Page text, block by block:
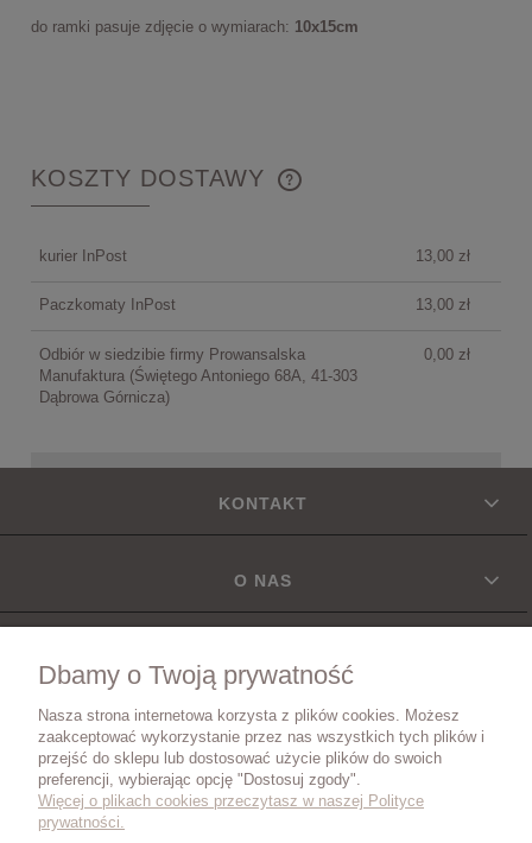
do ramki pasuje zdjęcie o wymiarach: 10x15cm
KOSZTY DOSTAWY
CENA NIE ZAWIERA EWENTUALNYCH KOSZTÓW
kurier InPost 13,00 zł
Paczkomaty InPost 13,00 zł
Odbiór w siedzibie firmy Prowansalska
Manufaktura (Świętego Antoniego 68A, 41-303
Dąbrowa Górnicza)
0,00 zł
KONTAKT
O NAS
DOSTAWA
ZWROTY I REKLAMACJE
Dbamy o Twoją prywatność
Nasza strona internetowa korzysta z plików cookies. Możesz
zaakceptować wykorzystanie przez nas wszystkich tych plików i
przejść do sklepu lub dostosować użycie plików do swoich
preferencji, wybierając opcję "Dostosuj zgody".
Więcej o plikach cookies przeczytasz w naszej Polityce
prywatności.